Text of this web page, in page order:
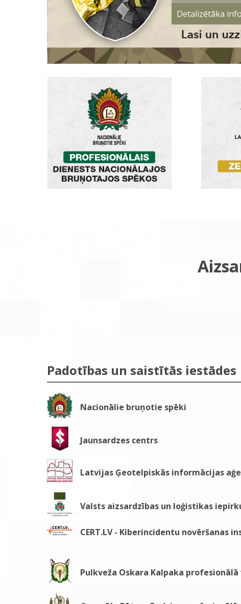
Padotības un saistītās iestādes
Nacionālie bruņotie spēki
Jaunsardzes centrs
Latvijas Ģeotelpiskās informācijas
Valsts aizsardzības un loģistikas
CERT.LV - Kiberincidentu novēršanas
Pulkveža Oskara Kalpaka profesionālā
Detalizētāka